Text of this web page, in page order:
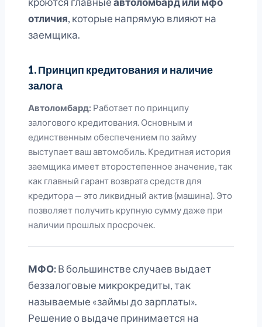
отличия, которые напрямую влияют на
заемщика.
1. Принцип кредитования и наличие
залога
Автоломбард: Работает по принципу
залогового кредитования. Основным и
единственным обеспечением по займу
выступает ваш автомобиль. Кредитная история
заемщика имеет второстепенное значение, так
как главный гарант возврата средств для
кредитора — это ликвидный актив (машина). Это
позволяет получить крупную сумму даже при
наличии прошлых просрочек.
МФО: В большинстве случаев выдает
беззалоговые микрокредиты, так
называемые «займы до зарплаты».
Решение о выдаче принимается на